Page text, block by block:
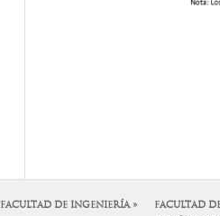
FACULTAD DE INGENIERÍA »
FACULTAD